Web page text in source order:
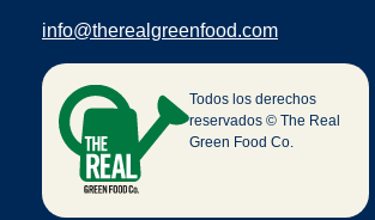
info@therealgreenfood.com
Todos los derechos
reservados © The Real
Green Food Co.